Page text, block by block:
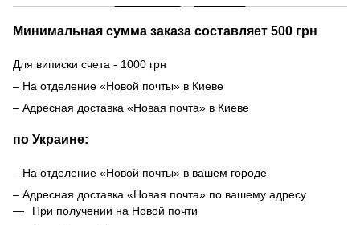
Минимальная сумма заказа составляет 500 грн
Для виписки счета - 1000 грн
– На отделение «Новой почты» в Киеве
– Адресная доставка «Новая почта» в Киеве
по Украине:
– На отделение «Новой почты» в вашем городе
– Адресная доставка «Новая почта» по вашему адресу
При получении на Новой почти